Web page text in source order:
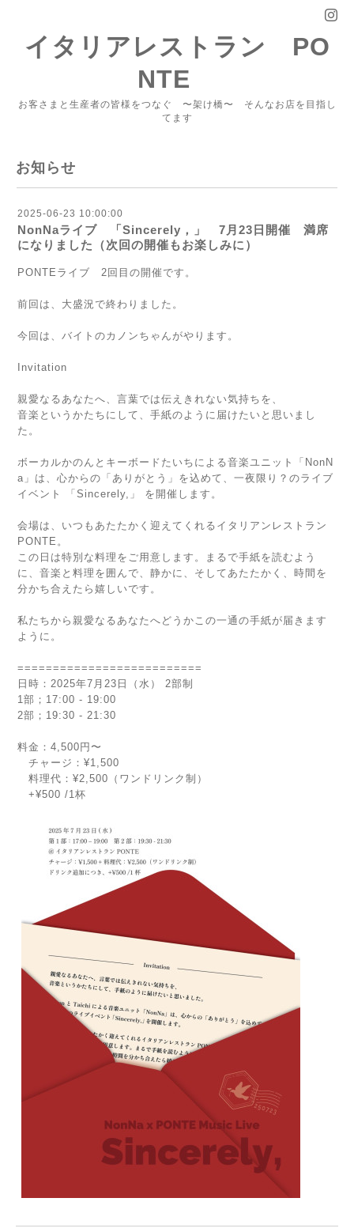
イタリアレストラン PO
NTE
お客さまと生産者の皆様をつなぐ 〜架け橋〜 そんなお店を目指し
てます
お知らせ
2025-06-23 10:00:00
NonNaライブ 「Sincerely，」 7月23日開催 満席
になりました（次回の開催もお楽しみに）
PONTEライブ 2回目の開催です。
前回は、大盛況で終わりました。
今回は、バイトのカノンちゃんがやります。
Invitation
親愛なるあなたへ、言葉では伝えきれない気持ちを、
音楽というかたちにして、手紙のように届けたいと思いまし
た。
ボーカルかのんとキーボードたいちによる音楽ユニット「NonN
a」は、心からの「ありがとう」を込めて、一夜限り？のライブ
イベント 「Sincerely,」 を開催します。
会場は、いつもあたたかく迎えてくれるイタリアンレストラン
PONTE。
この日は特別な料理をご用意します。まるで手紙を読むよう
に、音楽と料理を囲んで、静かに、そしてあたたかく、時間を
分かち合えたら嬉しいです。
私たちから親愛なるあなたへどうかこの一通の手紙が届きます
ように。
==========================
日時：2025年7月23日（水） 2部制
1部；17:00 - 19:00
2部；19:30 - 21:30
料金：4,500円〜
チャージ：¥1,500
料理代：¥2,500（ワンドリンク制）
+¥500 /1杯